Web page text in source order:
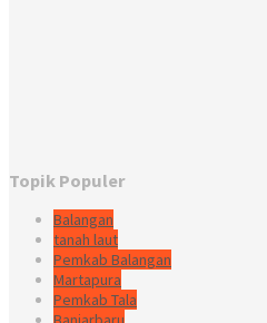
Topik Populer
Balangan
tanah laut
Pemkab Balangan
Martapura
Pemkab Tala